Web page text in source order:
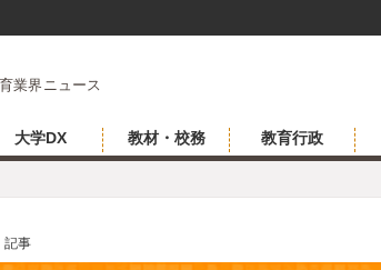
業界ニュース
大学DX 教材・校務 教育行政
記事